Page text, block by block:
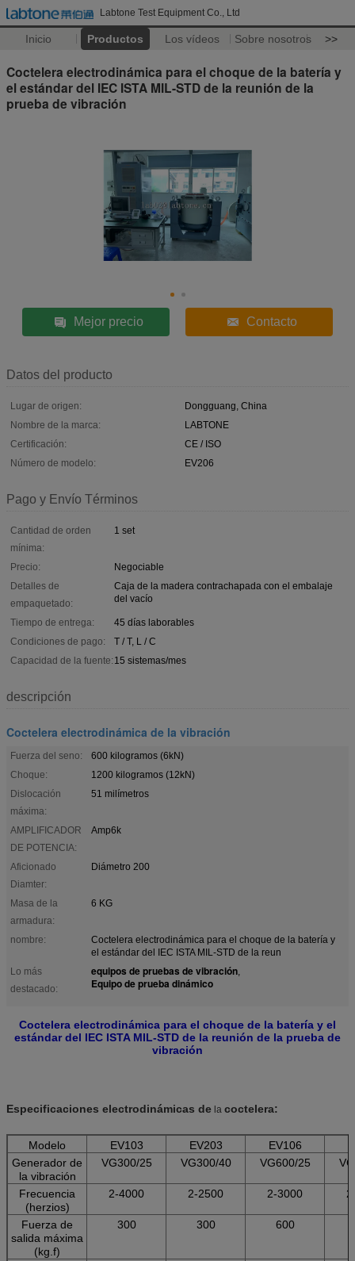
Labtone Test Equipment Co., Ltd
Inicio Productos Los vídeos Sobre nosotros >>
Coctelera electrodinámica para el choque de la batería y
el estándar del IEC ISTA MIL-STD de la reunión de la
prueba de vibración
Mejor precio Contacto
Datos del producto
Lugar de origen:
Dongguang, China
Nombre de la marca:
LABTONE
Certificación:
CE / ISO
Número de modelo:
EV206
Pago y Envío Términos
Cantidad de orden
mínima:
1 set
Precio:
Negociable
Detalles de
empaquetado:
Caja de la madera contrachapada con el embalaje
del vacío
Tiempo de entrega:
45 días laborables
Condiciones de pago:
T / T, L / C
Capacidad de la fuente: 15 sistemas/mes
descripción
Coctelera electrodinámica de la vibración
Fuerza del seno:
600 kilogramos (6kN)
Choque:
1200 kilogramos (12kN)
Dislocación
máxima:
51 milímetros
AMPLIFICADOR
DE POTENCIA:
Amp6k
Aficionado
Diamter:
Diámetro 200
Masa de la
armadura:
6 KG
nombre:
Coctelera electrodinámica para el choque de la batería y
el estándar del IEC ISTA MIL-STD de la reun
Lo más
destacado:
equipos de pruebas de vibración,
Equipo de prueba dinámico
Coctelera electrodinámica para el choque de la batería y el
estándar del IEC ISTA MIL-STD de la reunión de la prueba de
vibración
Especificaciones electrodinámicas de la coctelera:
Modelo EV103 EV203 EV106
Generador de
la vibración
VG300/25 VG300/40 VG600/25
Frecuencia
(herzios)
2-4000 2-2500 2-3000
Fuerza de
salida máxima
(kg.f)
300 300 600